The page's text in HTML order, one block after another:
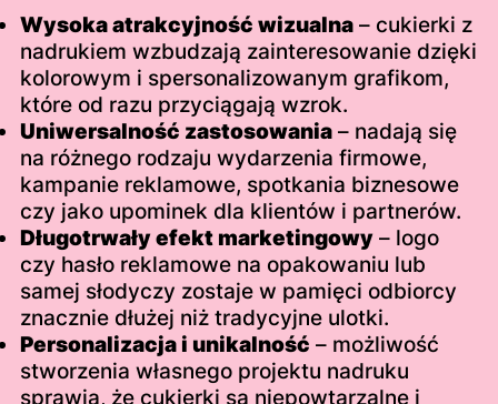
Wysoka atrakcyjność wizualna– cukierki z
nadrukiem wzbudzają zainteresowanie dzięki
kolorowym i spersonalizowanym grafikom,
które od razu przyciągają wzrok.
Uniwersalność zastosowania– nadają się
na różnego rodzaju wydarzenia firmowe,
kampanie reklamowe, spotkania biznesowe
czy jako upominek dla klientów i partnerów.
Długotrwały efekt marketingowy– logo
czy hasło reklamowe na opakowaniu lub
samej słodyczy zostaje w pamięci odbiorcy
znacznie dłużej niż tradycyjne ulotki.
Personalizacja i unikalność – możliwość
stworzenia własnego projektu nadruku
sprawia, że cukierki są niepowtarzalne i